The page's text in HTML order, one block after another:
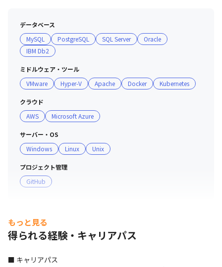
データベース
MySQL
PostgreSQL SQL Server
Oracle
IBM Db2
ミドルウェア・ツール
VMware
Hyper-V Apache Docker Kubernetes
クラウド
AWS
Microsoft Azure
サーバー・OS
Windows
Linux Unix
プロジェクト管理
GitHub
もっと見る
得られる経験・キャリアパス
■ キャリアパス